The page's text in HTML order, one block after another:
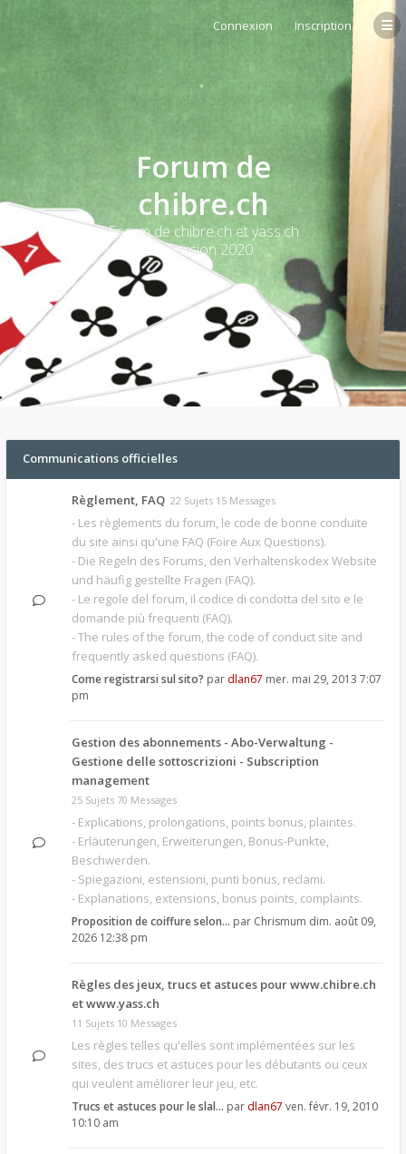
Connexion Inscription
Forum de
chibre.ch
Forum de chibre.ch et yass.ch
et version 2020
Communications officielles
Règlement, FAQ 22 Sujets 15 Messages
- Les règlements du forum, le code de bonne conduite
du site ainsi qu'une FAQ (Foire Aux Questions).
- Die Regeln des Forums, den Verhaltenskodex Website
und häufig gestellte Fragen (FAQ).
- Le regole del forum, il codice di condotta del sito e le
domande più frequenti (FAQ).
- The rules of the forum, the code of conduct site and
frequently asked questions (FAQ).
Come registrarsi sul sito? par dlan67 mer. mai 29, 2013 7:07
pm
Gestion des abonnements - Abo-Verwaltung -
Gestione delle sottoscrizioni - Subscription
management
25 Sujets 70 Messages
- Explications, prolongations, points bonus, plaintes.
- Erläuterungen, Erweiterungen, Bonus-Punkte,
Beschwerden.
- Spiegazioni, estensioni, punti bonus, reclami.
- Explanations, extensions, bonus points, complaints.
Proposition de coiffure selon… par Chrismum dim. août 09,
2026 12:38 pm
Règles des jeux, trucs et astuces pour www.chibre.ch
et www.yass.ch
11 Sujets 10 Messages
Les règles telles qu'elles sont implémentées sur les
sites, des trucs et astuces pour les débutants ou ceux
qui veulent améliorer leur jeu, etc.
Trucs et astuces pour le slal… par dlan67 ven. févr. 19, 2010
10:10 am